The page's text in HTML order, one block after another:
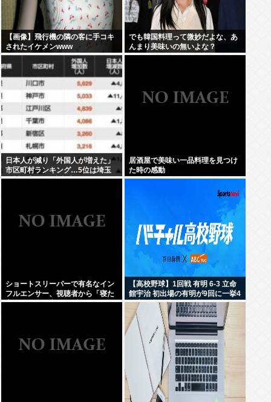
【画像】飛行機の隣の客に手コキ
されたイケメンwww
でも韓国料理って微妙だよな、あ
んまり美味いの無いよな？
日本人が減り「外国人が増えた」
市区町村ランキング…5位は埼玉
県川口市、4位京都市、ではトッ
居酒屋で美味い一品料理を見つけ
た時の感動
ショートスリーパーで有名なイン
フルエンサー、視聴者から「寝た
方がいい」と言われブチギレ
【高校野球】1回戦 有明 6-3 立命
館宇治 初出場の有明が9回に一挙4
得点で逆転 永田が2安打5打点